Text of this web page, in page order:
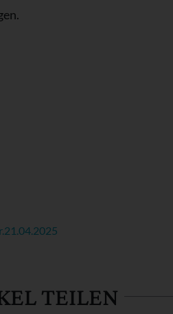
21.04.2025
TEILEN